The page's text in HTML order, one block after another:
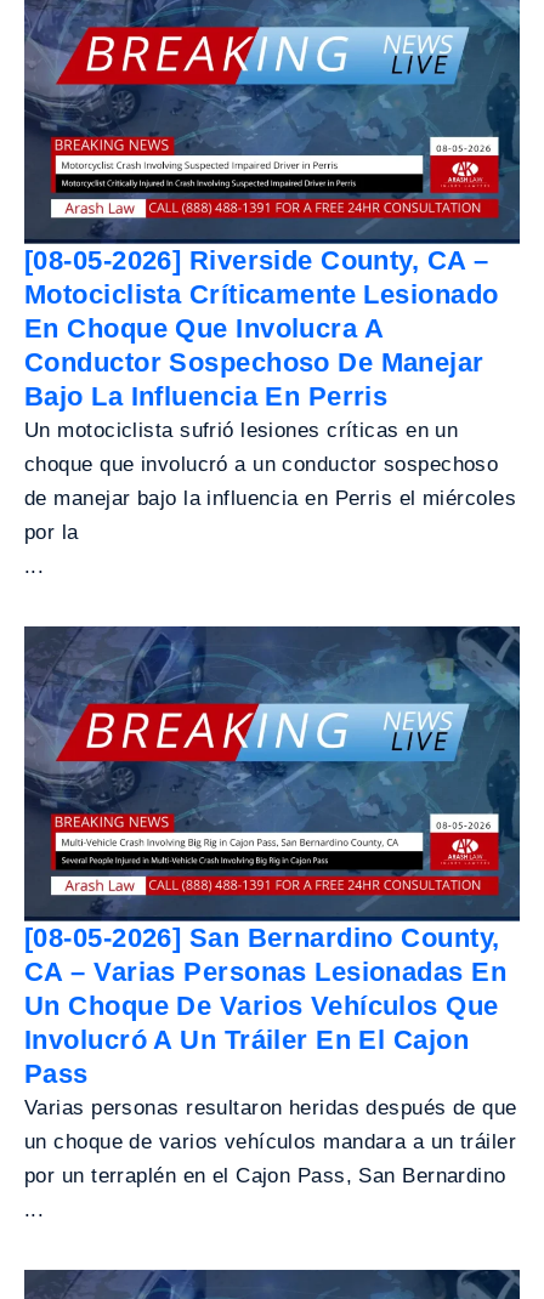
[08-05-2026] Riverside County, CA –
Motociclista Críticamente Lesionado
En Choque Que Involucra A
Conductor Sospechoso De Manejar
Bajo La Influencia En Perris
Un motociclista sufrió lesiones críticas en un
choque que involucró a un conductor sospechoso
de manejar bajo la influencia en Perris el miércoles
por la
...
[08-05-2026] San Bernardino County,
CA – Varias Personas Lesionadas En
Un Choque De Varios Vehículos Que
Involucró A Un Tráiler En El Cajon
Pass
Varias personas resultaron heridas después de que
un choque de varios vehículos mandara a un tráiler
por un terraplén en el Cajon Pass, San Bernardino
...